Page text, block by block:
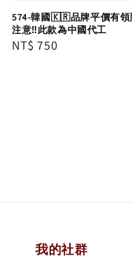
574-韓國🇰🇷品牌平價有領
注意‼️此款為中國代工
Regular
NT$ 750
我的社群